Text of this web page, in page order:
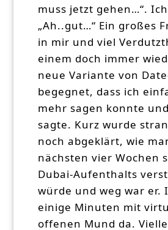
muss jetzt gehen…“.
„Ah..gut…“ Ein großes
in mir und viel
einem doch immer
neue Variante von
begegnet, dass ich
mehr sagen konnte
sagte. Kurz wurde
noch abgeklärt, wie
nächsten vier Wochen
Dubai-Aufenthalts
würde und weg war er.
einige Minuten mit
offenen Mund da.